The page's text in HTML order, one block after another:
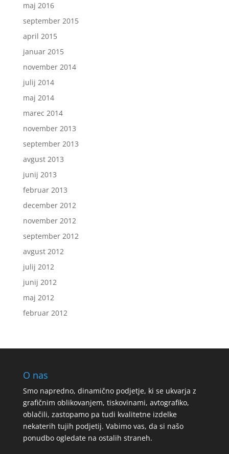
maj 2016
september 2015
april 2015
januar 2015
november 2014
julij 2014
maj 2014
marec 2014
november 2013
september 2013
avgust 2013
junij 2013
februar 2013
december 2012
november 2012
september 2012
avgust 2012
julij 2012
junij 2012
maj 2012
februar 2012
O nas
Smo napredno, dinamično podjetje, ki se ukvarja z
grafičnim oblikovanjem, tiskovinami, avtografiko,
oblačili, zastopamo pa tudi kvalitetne izdelke
nekaterih tujih podjetij. Vabimo vas, da si našo
ponudbo ogledate na ostalih straneh.